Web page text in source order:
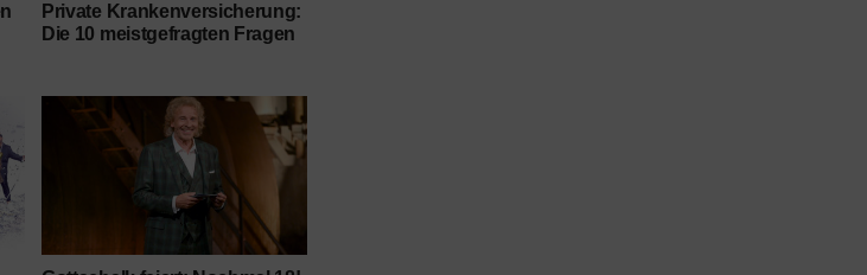
Private Krankenversicherung:
Die 10 meistgefragten Fragen